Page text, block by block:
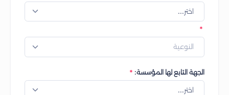
اختر...
النوعية
الجهة التابع لها المؤسسة:
اختر...